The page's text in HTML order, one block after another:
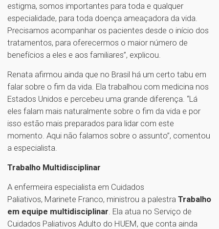
estigma, somos importantes para toda e qualquer
especialidade, para toda doença ameaçadora da vida.
Precisamos acompanhar os pacientes desde o início dos
tratamentos, para oferecermos o maior número de
benefícios a eles e aos familiares”, explicou.
Renata afirmou ainda que no Brasil há um certo tabu em
falar sobre o fim da vida. Ela trabalhou com medicina nos
Estados Unidos e percebeu uma grande diferença. “Lá
eles falam mais naturalmente sobre o fim da vida e por
isso estão mais preparados para lidar com este
momento. Aqui não falamos sobre o assunto”, comentou
a especialista.
Trabalho Multidisciplinar
A enfermeira especialista em Cuidados
Paliativos, Marinete Franco, ministrou a palestra Trabalho
em equipe multidisciplinar . Ela atua no Serviço de
Cuidados Paliativos Adulto do HUEM, que conta ainda